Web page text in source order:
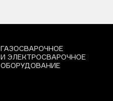
ГАЗОСВАРОЧНОЕ
И ЭЛЕКТРОСВАРОЧНОЕ
ОБОРУДОВАНИЕ